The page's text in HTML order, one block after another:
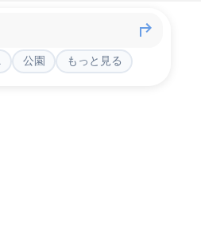
公園 もっと見る